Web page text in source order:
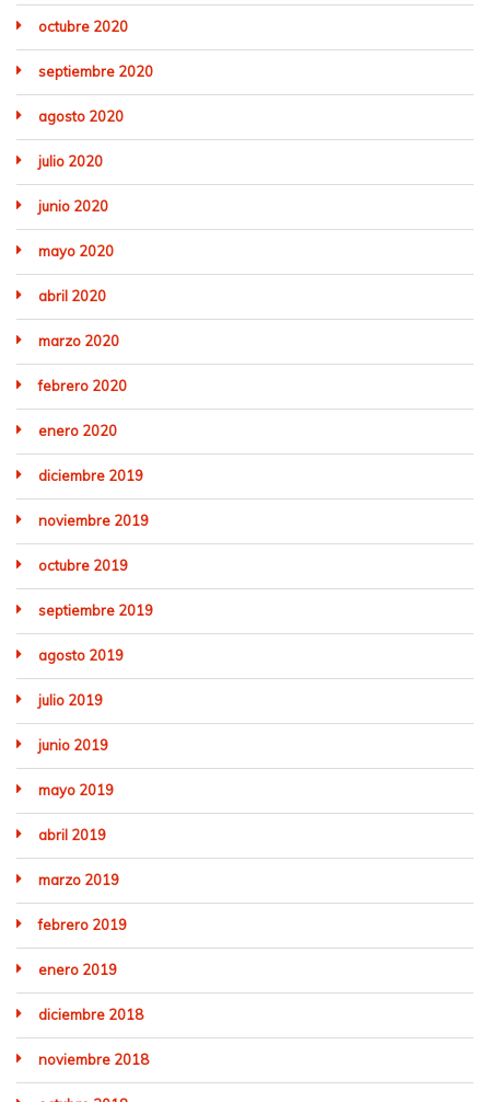
octubre 2020
septiembre 2020
agosto 2020
julio 2020
junio 2020
mayo 2020
abril 2020
marzo 2020
febrero 2020
enero 2020
diciembre 2019
noviembre 2019
octubre 2019
septiembre 2019
agosto 2019
julio 2019
junio 2019
mayo 2019
abril 2019
marzo 2019
febrero 2019
enero 2019
diciembre 2018
noviembre 2018